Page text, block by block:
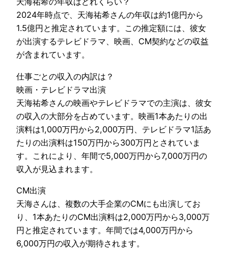
2024年時点で、天海祐希さんの年収は約1億円から
1.5億円と推定されています。この推定額には、彼女
が出演するテレビドラマ、映画、CM契約などの収益
が含まれています。
仕事ごとの収入の内訳は？
映画・テレビドラマ出演
天海祐希さんの映画やテレビドラマでの主演は、彼女
の収入の大部分を占めています。映画1本あたりの出
演料は1,000万円から2,000万円、テレビドラマ1話あ
たりの出演料は150万円から300万円とされていま
す。これにより、年間で5,000万円から7,000万円の
収入が見込まれます。
CM出演
天海さんは、複数の大手企業のCMにも出演してお
り、1本あたりのCM出演料は2,000万円から3,000万
円と推定されています。年間では4,000万円から
6,000万円の収入が期待されます。